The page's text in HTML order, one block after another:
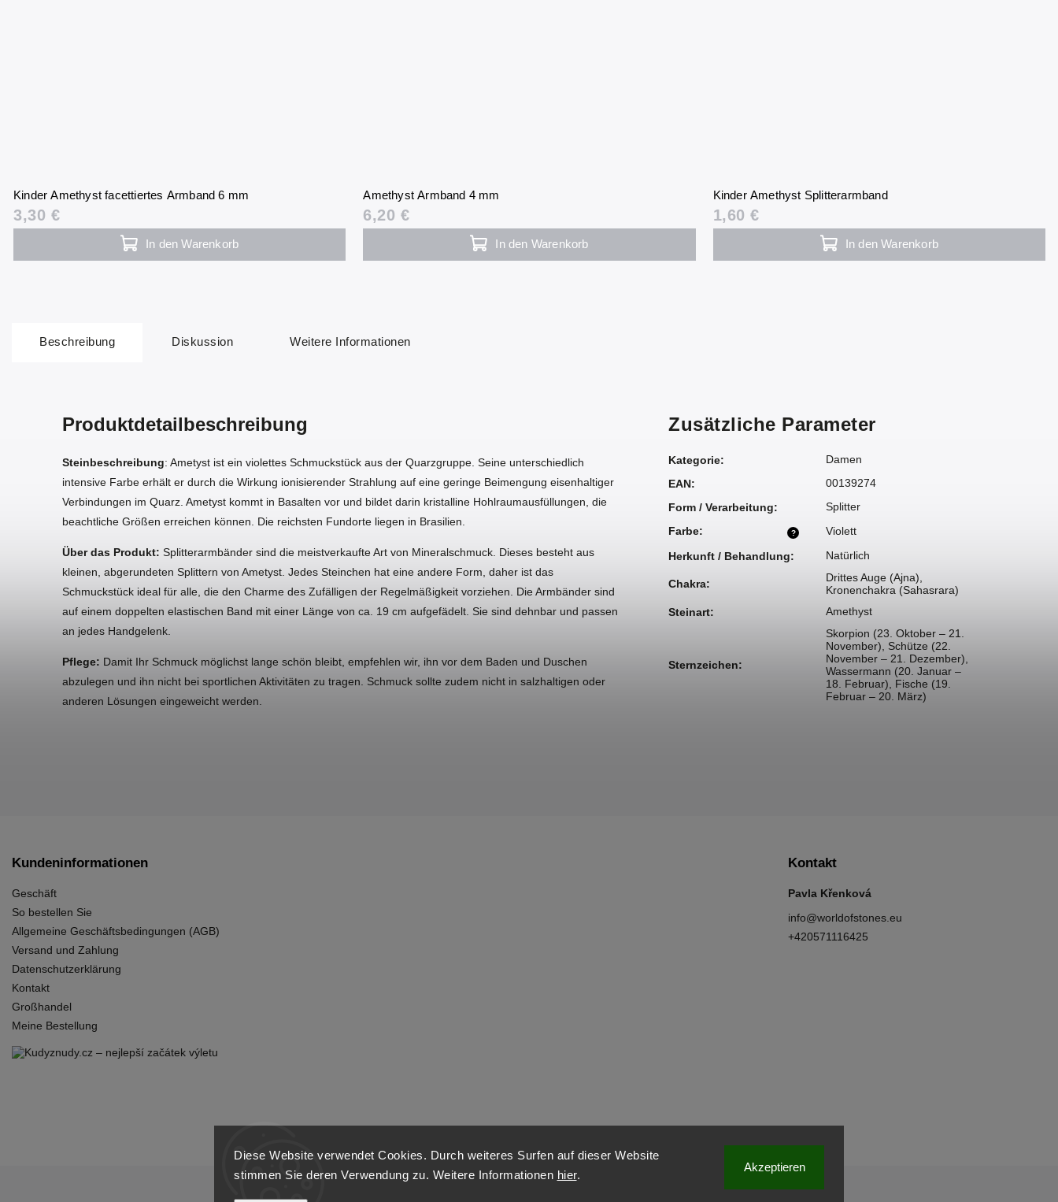
Diese Website verwendet Cookies. Durch weiteres Surfen auf dieser Website
stimmen Sie deren Verwendung zu. Weitere Informationen hier.
Akzeptieren
Kinder Amethyst facettiertes Armband 6 mm
3,30 €
In den Warenkorb
Amethyst Armband 4 mm
6,20 €
In den Warenkorb
Kinder Amethyst Splitterarmband
1,60 €
In den Warenkorb
Beschreibung Diskussion Weitere Informationen
Produktdetailbeschreibung
Steinbeschreibung: Ametyst ist ein violettes Schmuckstück aus der Quarzgruppe. Seine unterschiedlich
intensive Farbe erhält er durch die Wirkung ionisierender Strahlung auf eine geringe Beimengung eisenhaltiger
Verbindungen im Quarz. Ametyst kommt in Basalten vor und bildet darin kristalline Hohlraumausfüllungen, die
beachtliche Größen erreichen können. Die reichsten Fundorte liegen in Brasilien.
Über das Produkt: Splitterarmbänder sind die meistverkaufte Art von Mineralschmuck. Dieses besteht aus
kleinen, abgerundeten Splittern von Ametyst. Jedes Steinchen hat eine andere Form, daher ist das
Schmuckstück ideal für alle, die den Charme des Zufälligen der Regelmäßigkeit vorziehen. Die Armbänder sind
auf einem doppelten elastischen Band mit einer Länge von ca. 19 cm aufgefädelt. Sie sind dehnbar und passen
an jedes Handgelenk.
Pflege: Damit Ihr Schmuck möglichst lange schön bleibt, empfehlen wir, ihn vor dem Baden und Duschen
abzulegen und ihn nicht bei sportlichen Aktivitäten zu tragen. Schmuck sollte zudem nicht in salzhaltigen oder
anderen Lösungen eingeweicht werden.
Zusätzliche Parameter
Kategorie:
Damen
EAN:
00139274
Form / Verarbeitung: Splitter
?
Farbe:
Violett
Herkunft / Behandlung: Natürlich
Chakra: Drittes Auge (Ajna),
Kronenchakra (Sahasrara)
Steinart: Amethyst
Sternzeichen:
Skorpion (23. Oktober – 21.
November), Schütze (22.
November – 21. Dezember),
Wassermann (20. Januar –
18. Februar), Fische (19.
Februar – 20. März)
Kundeninformationen
Geschäft
So bestellen Sie
Allgemeine Geschäftsbedingungen (AGB)
Versand und Zahlung
Datenschutzerklärung
Kontakt
Großhandel
Meine Bestellung
Kontakt
Pavla Křenková
info@worldofstones.eu
+420571116425